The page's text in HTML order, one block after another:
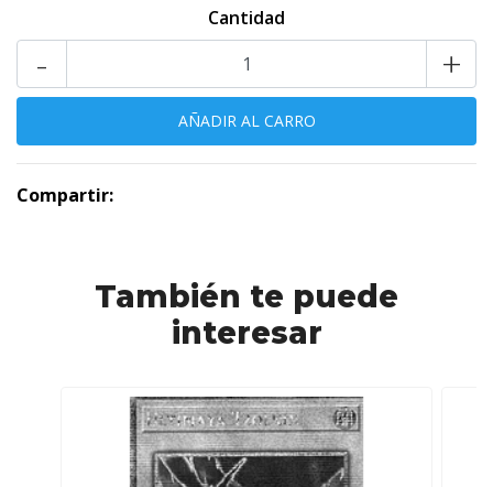
Cantidad
+
-
Compartir:
También te puede
interesar